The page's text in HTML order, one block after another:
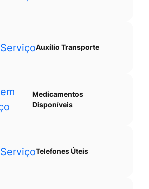
Auxílio Transporte
Medicamentos
Disponíveis
Telefones Úteis